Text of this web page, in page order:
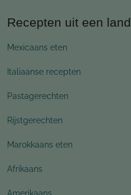
Recepten uit een land
Mexicaans eten
Italiaanse recepten
Pastagerechten
Rijstgerechten
Marokkaans eten
Afrikaans